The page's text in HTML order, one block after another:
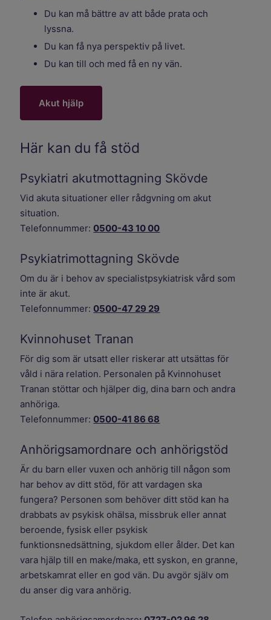
Du kan må bättre av att både prata och
lyssna.
Du kan få nya perspektiv på livet.
Du kan till och med få en ny vän.
Akut hjälp
Här kan du få stöd
Psykiatri akutmottagning Skövde
Vid akuta situationer eller rådgvning om akut
situation.
Telefonnummer:0500-43 10 00
Psykiatrimottagning Skövde
Om du är i behov av specialistpsykiatrisk vård som
inte är akut.
Telefonnummer:0500-47 29 29
Kvinnohuset Tranan
För dig som är utsatt eller riskerar att utsättas för
våld i nära relation. Personalen på Kvinnohuset
Tranan stöttar och hjälper dig, dina barn och andra
anhöriga.
Telefonnummer:0500-41 86 68
Anhörigsamordnare och anhörigstöd
Är du barn eller vuxen och anhörig till någon som
har behov av ditt stöd, för att vardagen ska
fungera? Personen som behöver ditt stöd kan ha
drabbats av psykisk ohälsa, missbruk eller annat
beroende, fysisk eller psykisk
funktionsnedsättning, sjukdom eller ålder. Det kan
vara hjälp till en make/maka, ett syskon, en granne,
arbetskamrat eller en god vän. Du avgör själv om
du anser dig vara anhörig.